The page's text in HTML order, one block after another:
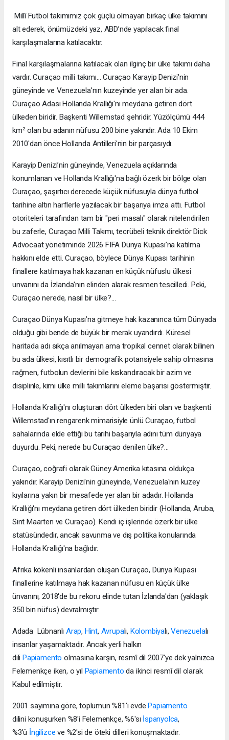
Millî Futbol takımımız çok güçlü olmayan birkaç ülke takımını
alt ederek, önümüzdeki yaz, ABD’nde yapılacak final
karşılaşmalarına katılacaktır.
Final karşılaşmalarına katılacak olan ilginç bir ülke takımı daha
vardır. Curaçao milli takımı… Curaçao Karayip Denizi'nin
güneyinde ve Venezuela'nın kuzeyinde yer alan bir ada.
Curaçao Adası Hollanda Krallığı'nı meydana getiren dört
ülkeden biridir. Başkenti Willemstad şehridir. Yüzölçümü 444
km² olan bu adanın nüfusu 200 bine yakındır. Ada 10 Ekim
2010'dan önce Hollanda Antilleri'nin bir parçasıydı.
Karayip Denizi’nin güneyinde, Venezuela açıklarında
konumlanan ve Hollanda Krallığı'na bağlı özerk bir bölge olan
Curaçao, şaşırtıcı derecede küçük nüfusuyla dünya futbol
tarihine altın harflerle yazılacak bir başarıya imza attı. Futbol
otoriteleri tarafından tam bir "peri masalı" olarak nitelendirilen
bu zaferle, Curaçao Milli Takımı, tecrübeli teknik direktör Dick
Advocaat yönetiminde 2026 FIFA Dünya Kupası’na katılma
hakkını elde etti. Curaçao, böylece Dünya Kupası tarihinin
finallere katılmaya hak kazanan en küçük nüfuslu ülkesi
unvanını da İzlanda'nın elinden alarak resmen tescilledi. Peki,
Curaçao nerede, nasıl bir ülke?...
Curaçao Dünya Kupası’na gitmeye hak kazanınca tüm Dünyada
olduğu gibi bende de büyük bir merak uyandırdı. Küresel
haritada adı sıkça anılmayan ama tropikal cennet olarak bilinen
bu ada ülkesi, kısıtlı bir demografik potansiyele sahip olmasına
rağmen, futbolun devlerini bile kıskandıracak bir azim ve
disiplinle, kimi ülke milli takımlarını eleme başarısı göstermiştir.
Hollanda Krallığı'nı oluşturan dört ülkeden biri olan ve başkenti
Willemstad'ın rengarenk mimarisiyle ünlü Curaçao, futbol
sahalarında elde ettiği bu tarihi başarıyla adını tüm dünyaya
duyurdu. Peki, nerede bu Curaçao denilen ülke?...
Curaçao, coğrafi olarak Güney Amerika kıtasına oldukça
yakındır. Karayip Denizi'nin güneyinde, Venezuela'nın kuzey
kıyılarına yakın bir mesafede yer alan bir adadır. Hollanda
Krallığı'nı meydana getiren dört ülkeden biridir (Hollanda, Aruba,
Sint Maarten ve Curaçao). Kendi iç işlerinde özerk bir ülke
statüsündedir, ancak savunma ve dış politika konularında
Hollanda Krallığı'na bağlıdır.
Afrika kökenli insanlardan oluşan Curaçao, Dünya Kupası
finallerine katılmaya hak kazanan nüfusu en küçük ülke
ünvanını, 2018'de bu rekoru elinde tutan İzlanda'dan (yaklaşık
350 bin nüfus) devralmıştır.
Adada Lübnanlı Arap, Hint, Avrupalı, Kolombiyalı,Venezuelalı
insanlar yaşamaktadır. Ancak yerli halkın
diliPapiamento olmasına karşın, resmî dil 2007'ye dek yalnızca
Felemenkçe iken, o yıl Papiamento da ikinci resmî dil olarak
Kabul edilmiştir.
2001 sayımına göre, toplumun %81'i evdePapiamento
dilini konuşurken %8'i Felemenkçe, %6'sı İspanyolca,
%3'ü İngilizce ve %2'si de öteki dilleri konuşmaktadır.